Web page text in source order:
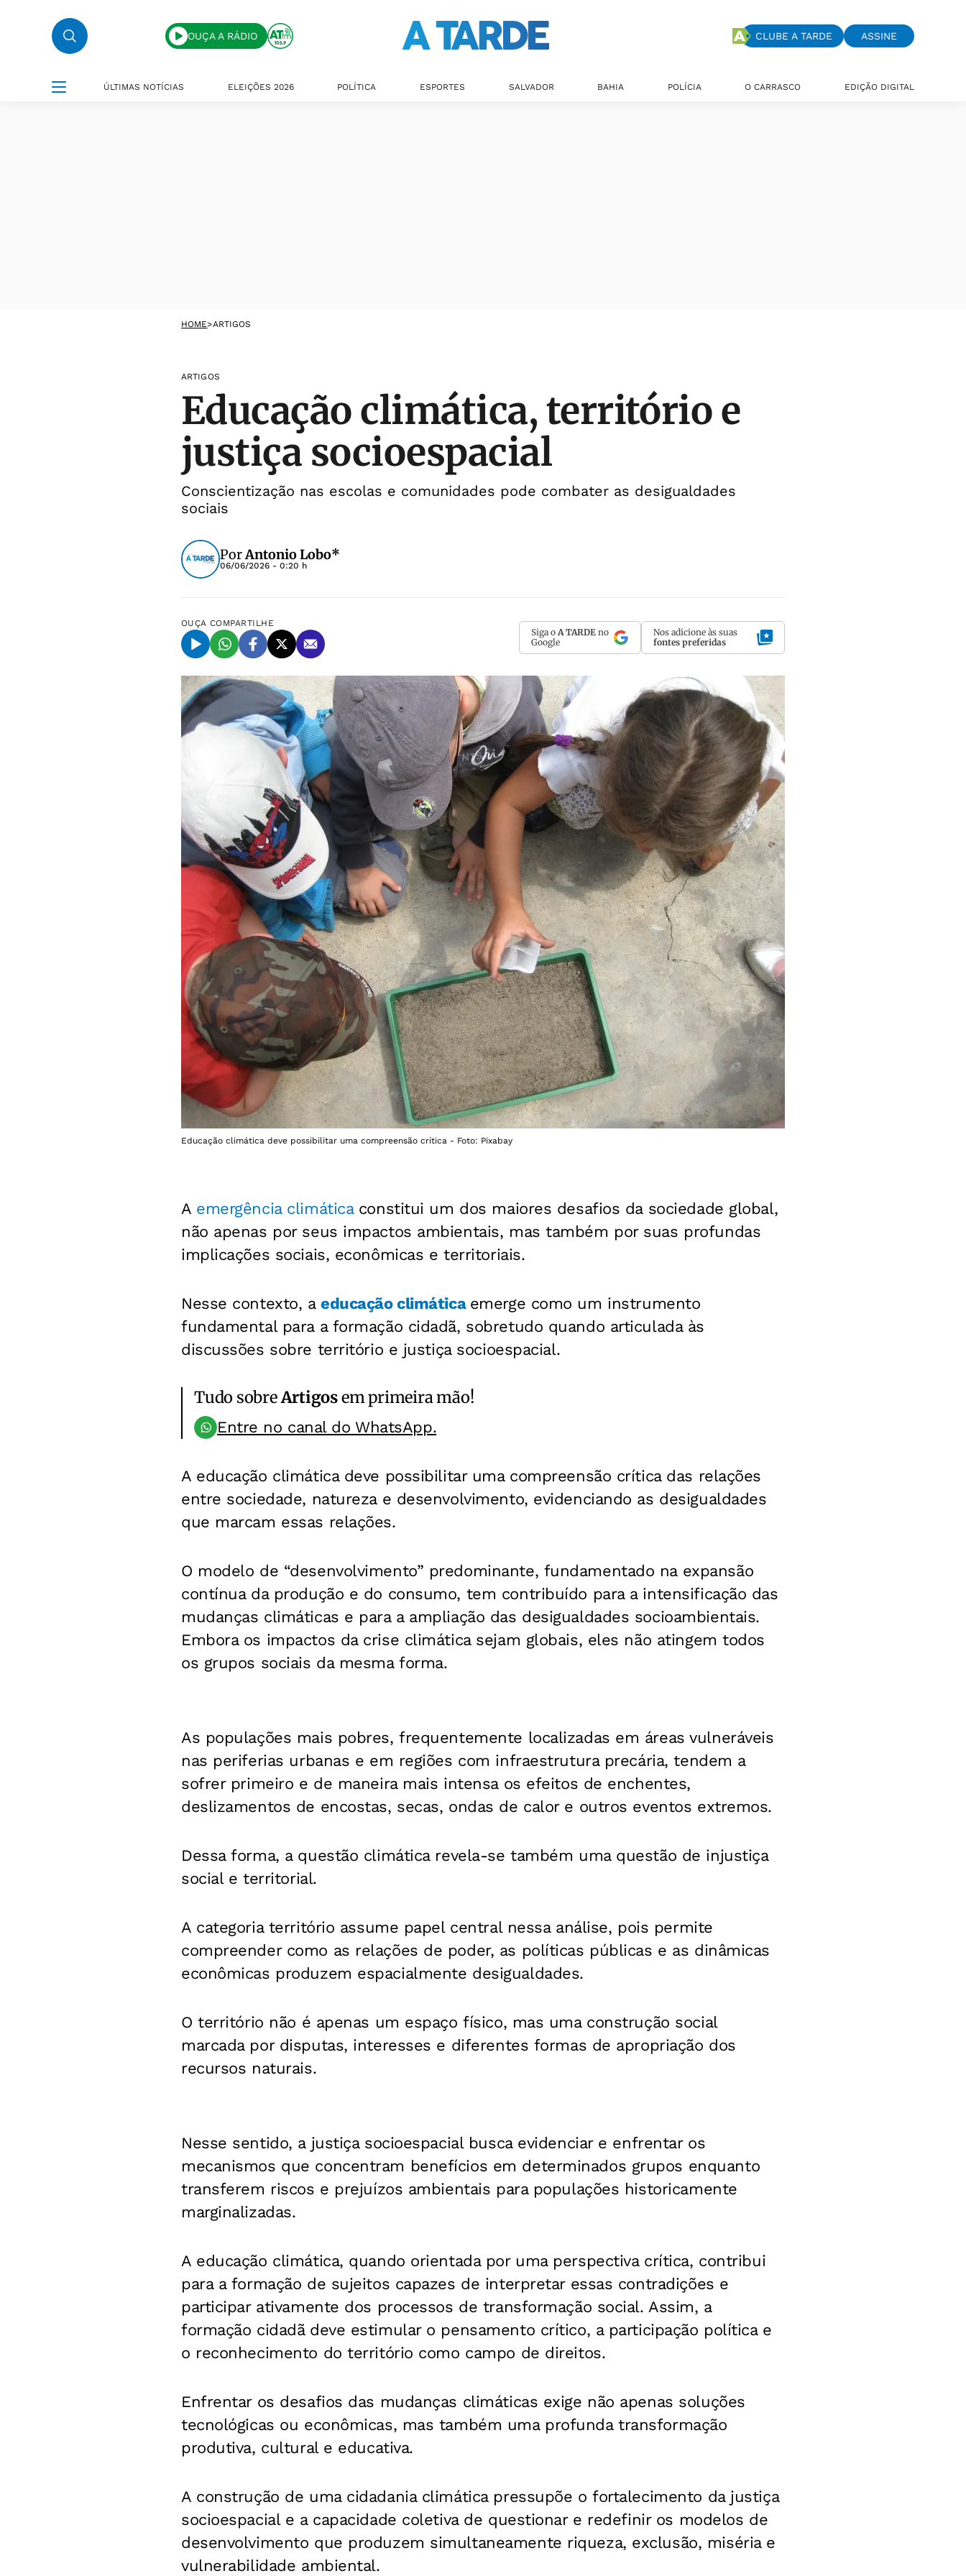
OUÇA A RÁDIO CLUBE A TARDE ASSINE
ÚLTIMAS NOTÍCIAS ELEIÇÕES 2026 POLÍTICA ESPORTES SALVADOR BAHIA POLÍCIA O CARRASCO EDIÇÃO DIGITAL
HOME>ARTIGOS
ARTIGOS
Educação climática, território e
justiça socioespacial
Conscientização nas escolas e comunidades pode combater as desigualdades
sociais
PorAntonio Lobo*
06/06/2026 - 0:20 h
OUÇA COMPARTILHE
Siga o A TARDE no
Google
Nos adicione às suas
fontes preferidas
Educação climática deve possibilitar uma compreensão crítica - Foto: Pixabay
A emergência climáticaconstitui um dos maiores desafios da sociedade global,
não apenas por seus impactos ambientais, mas também por suas profundas
implicações sociais, econômicas e territoriais.
Nesse contexto, aeducação climática emerge como um instrumento
fundamental para a formação cidadã, sobretudo quando articulada às
discussões sobre território e justiça socioespacial.
Tudo sobreArtigosem primeira mão!
Entre no canal do WhatsApp.
A educação climática deve possibilitar uma compreensão crítica das relações
entre sociedade, natureza e desenvolvimento, evidenciando as desigualdades
que marcam essas relações.
O modelo de “desenvolvimento” predominante, fundamentado na expansão
contínua da produção e do consumo, tem contribuído para a intensificação das
mudanças climáticas e para a ampliação das desigualdades socioambientais.
Embora os impactos da crise climática sejam globais, eles não atingem todos
os grupos sociais da mesma forma.
As populações mais pobres, frequentemente localizadas em áreas vulneráveis
nas periferias urbanas e em regiões com infraestrutura precária, tendem a
sofrer primeiro e de maneira mais intensa os efeitos de enchentes,
deslizamentos de encostas, secas, ondas de calor e outros eventos extremos.
Dessa forma, a questão climática revela-se também uma questão de injustiça
social e territorial.
A categoria território assume papel central nessa análise, pois permite
compreender como as relações de poder, as políticas públicas e as dinâmicas
econômicas produzem espacialmente desigualdades.
O território não é apenas um espaço físico, mas uma construção social
marcada por disputas, interesses e diferentes formas de apropriação dos
recursos naturais.
Nesse sentido, a justiça socioespacial busca evidenciar e enfrentar os
mecanismos que concentram benefícios em determinados grupos enquanto
transferem riscos e prejuízos ambientais para populações historicamente
marginalizadas.
A educação climática, quando orientada por uma perspectiva crítica, contribui
para a formação de sujeitos capazes de interpretar essas contradições e
participar ativamente dos processos de transformação social. Assim, a
formação cidadã deve estimular o pensamento crítico, a participação política e
o reconhecimento do território como campo de direitos.
Enfrentar os desafios das mudanças climáticas exige não apenas soluções
tecnológicas ou econômicas, mas também uma profunda transformação
produtiva, cultural e educativa.
A construção de uma cidadania climática pressupõe o fortalecimento da justiça
socioespacial e a capacidade coletiva de questionar e redefinir os modelos de
desenvolvimento que produzem simultaneamente riqueza, exclusão, miséria e
vulnerabilidade ambiental.